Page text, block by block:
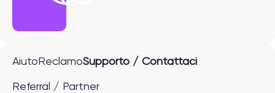
Aiuto ReclamoSupporto / Contattaci
Referral / Partner